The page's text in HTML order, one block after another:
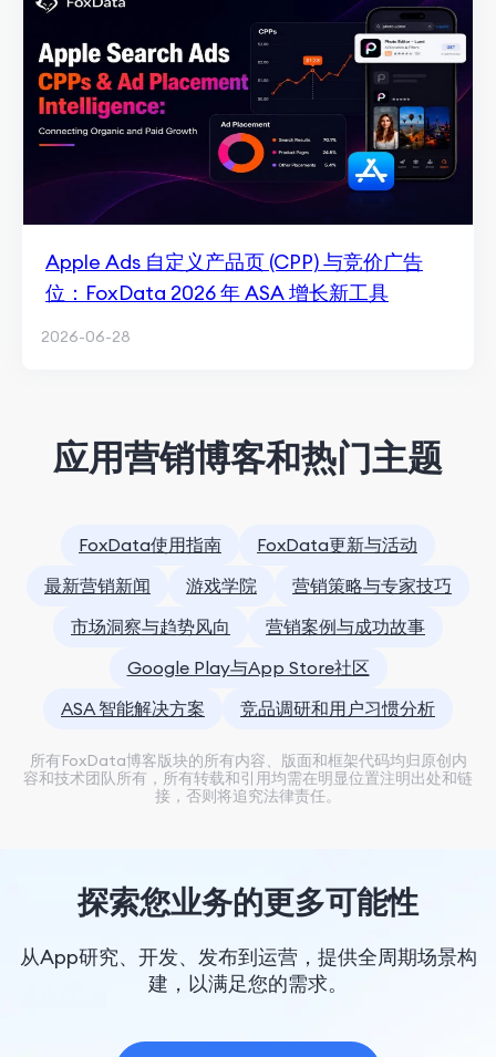
Apple Ads 自定义产品页 (CPP) 与竞价广告
位：FoxData 2026 年 ASA 增长新工具
2026-06-28
应用营销博客和热门主题
FoxData使用指南
FoxData更新与活动
最新营销新闻
游戏学院
营销策略与专家技巧
市场洞察与趋势风向
营销案例与成功故事
Google Play与App Store社区
ASA 智能解决方案
竞品调研和用户习惯分析
所有FoxData博客版块的所有内容、版面和框架代码均归原创内
容和技术团队所有，所有转载和引用均需在明显位置注明出处和链
接，否则将追究法律责任。
探索您业务的更多可能性
从App研究、开发、发布到运营，提供全周期场景构
建，以满足您的需求。